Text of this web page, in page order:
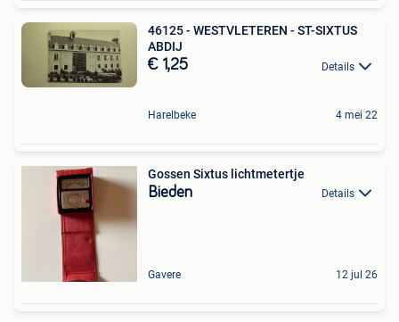
46125 - WESTVLETEREN - ST-SIXTUS
ABDIJ
€ 1,25 Details
Harelbeke 4 mei 22
Gossen Sixtus lichtmetertje
Bieden Details
Gavere 12 jul 26